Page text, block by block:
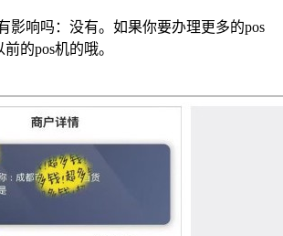
影响吗：没有。如果你要办理更多的pos
的pos机的哦。